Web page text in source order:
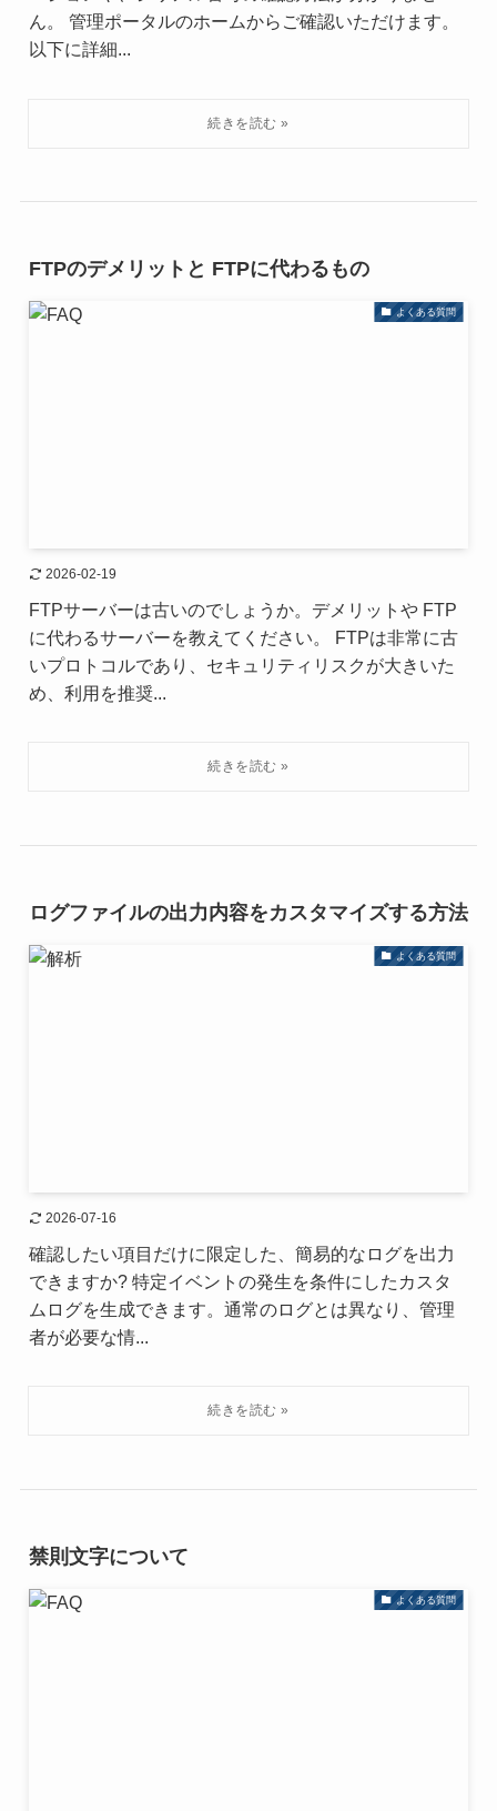
ん。 管理ポータルのホームからご確認いただけます。
以下に詳細...
FTPのデメリットと FTPに代わるもの
よくある質問
2026-02-19
FTPサーバーは古いのでしょうか。デメリットや FTP
に代わるサーバーを教えてください。 FTPは非常に古
いプロトコルであり、セキュリティリスクが大きいた
め、利用を推奨...
ログファイルの出力内容をカスタマイズする方法
よくある質問
2026-07-16
確認したい項目だけに限定した、簡易的なログを出力
できますか? 特定イベントの発生を条件にしたカスタ
ムログを生成できます。通常のログとは異なり、管理
者が必要な情...
禁則文字について
よくある質問